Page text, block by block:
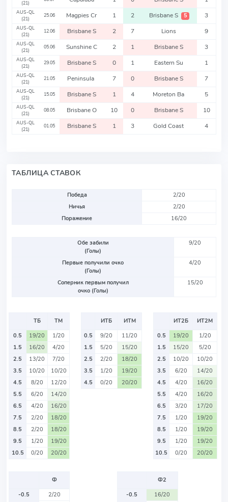
(21)
AUS-QL
(21)
25.06 Magpies Cr 1 2 Brisbane S 5 3
AUS-QL
(21)
12.06 Brisbane S 2 7 Lions 9
AUS-QL
(21)
05.06 Sunshine C 2 1 Brisbane S 3
AUS-QL
(21)
29.05 Brisbane S 0 1 Eastern Su 1
AUS-QL
(21)
21.05 Peninsula 7 0 Brisbane S 7
AUS-QL
(21)
15.05 Brisbane S 1 4 Moreton Ba 5
AUS-QL
(21)
08.05 Brisbane O 10 0 Brisbane S 10
AUS-QL
(21)
01.05 Brisbane S 1 3 Gold Coast 4
ТАБЛИЦА СТАВОК
Победа
2/20
Ничья
2/20
Поражение
16/20
Обе забили
(Голы)
9/20
Первые получили очко
(Голы)
4/20
Соперник первым получил
очко (Голы)
15/20
ТБ
ТМ
0.5
19/20
1/20
1.5
16/20
4/20
2.5
13/20
7/20
3.5
10/20
10/20
4.5
8/20
12/20
5.5
6/20
14/20
6.5
4/20
16/20
7.5
2/20
18/20
8.5
2/20
18/20
9.5
1/20
19/20
10.5
0/20 20/20
ИТБ
ИТМ
0.5
9/20
11/20
1.5
5/20
15/20
2.5
2/20
18/20
3.5
1/20
19/20
4.5
0/20 20/20
ИТ2Б
ИТ2М
0.5
19/20
1/20
1.5
15/20
5/20
2.5
10/20
10/20
3.5
6/20
14/20
4.5
4/20
16/20
5.5
4/20
16/20
6.5
3/20
17/20
7.5
1/20
19/20
8.5
1/20
19/20
9.5
1/20
19/20
10.5
0/20 20/20
Ф
-0.5
2/20
Ф2
-0.5
16/20